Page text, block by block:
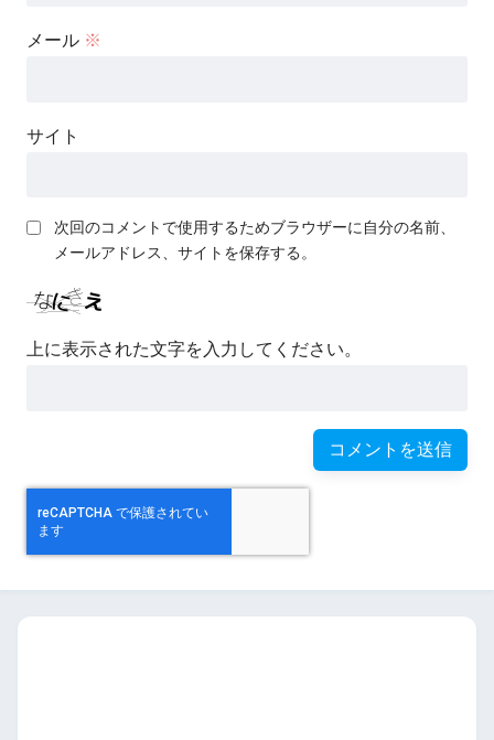
メール ※
サイト
次回のコメントで使用するためブラウザーに自分の名前、
メールアドレス、サイトを保存する。
上に表示された文字を入力してください。